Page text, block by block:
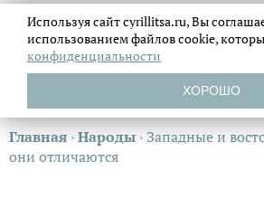
Главная ›Народы › Западные и
они отличаются
Используя сайт cyrillitsa.ru, Вы
использованием файловcookie,
конфиденциальности
ХОРОШО